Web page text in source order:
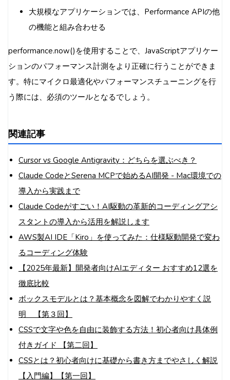
大規模なアプリケーションでは、Performance APIの他
の機能と組み合わせる
performance.now()を使用することで、JavaScriptアプリケー
ションのパフォーマンス計測をより正確に行うことができま
す。特にマイクロ最適化やパフォーマンスチューニングを行
う際には、必須のツールとなるでしょう。
関連記事
Cursor vs Google Antigravity：どちらを選ぶべき？
Claude CodeとSerena MCPで始めるAI開発 - Mac環境での
導入から実践まで
Claude Codeがすごい！AI駆動の革新的コーディングアシ
スタントの導入から活用を解説します
AWS製AI IDE「Kiro」を使ってみた：仕様駆動開発で変わ
るコーディング体験
【2025年最新】開発者向けAIエディター おすすめ12選を
徹底比較
ボックスモデルとは？基本概念を図解でわかりやすく説
明 【第３回】
CSSで文字や色を自由に装飾する方法！初心者向け具体例
付きガイド 【第二回】
CSSとは？初心者向けに基礎から書き方までやさしく解説
【入門編】【第一回】